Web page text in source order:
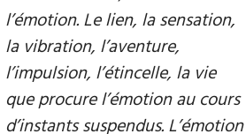
l’émotion. Le lien, la sensation,
la vibration, l’aventure,
l’impulsion, l’étincelle, la vie
que procure l’émotion au cours
d’instants suspendus. L’émotion